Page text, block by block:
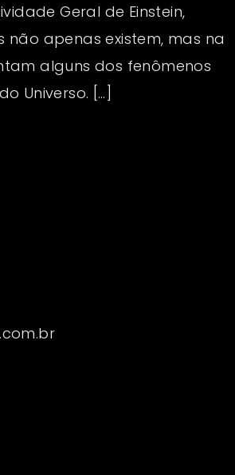
Geral de Einstein,
não apenas existem, mas na
alguns dos fenômenos
Universo. […]